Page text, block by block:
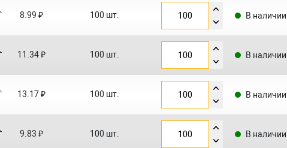
8.99 ₽ 100 шт. В наличии
11.34 ₽ 100 шт. В наличии
13.17 ₽ 100 шт. В наличии
9.83 ₽ 100 шт. В наличии